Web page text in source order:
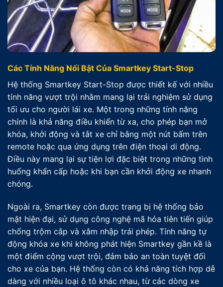
Các Tính Năng Nổi Bật Của Smartkey Start-Stop
Hệ thống Smartkey Start-Stop được thiết kế với nhiều
tính năng vượt trội nhằm mang lại trải nghiệm sử dụng
tối ưu cho người lái xe. Một trong những tính năng
chính là khả năng điều khiển từ xa, cho phép bạn mở
khóa, khởi động và tắt xe chỉ bằng một nút bấm trên
remote hoặc qua ứng dụng trên điện thoại di động.
Điều này mang lại sự tiện lợi đặc biệt trong những tình
huống khẩn cấp hoặc khi bạn cần khởi động xe nhanh
chóng.
Ngoài ra, Smartkey còn được trang bị hệ thống bảo
mật hiện đại, sử dụng công nghệ mã hóa tiên tiến giúp
chống trộm cắp và xâm nhập trái phép. Tính năng tự
động khóa xe khi không phát hiện Smartkey gần kề là
một điểm cộng vượt trội, đảm bảo an toàn tuyệt đối
cho xe của bạn. Hệ thống còn có khả năng tích hợp dễ
dàng với nhiều loại ô tô khác nhau, từ các dòng xe